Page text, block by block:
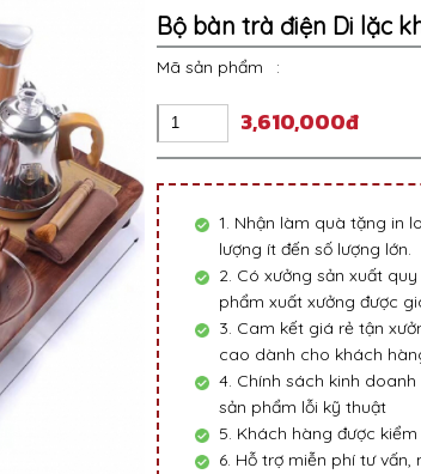
Bộ bàn trà điện Di lặc
Mã sản phẩm :
3,610,000đ
1. Nhận làm quà tặng in
lượng ít đến số lượng lớn.
2. Có xưởng sản xuất
phẩm xuất xưởng được
3. Cam kết giá rẻ tận
cao dành cho khách
4. Chính sách kinh
sản phẩm lỗi kỹ thuật
5. Khách hàng được
6. Hỗ trợ miễn phí tư vấn,